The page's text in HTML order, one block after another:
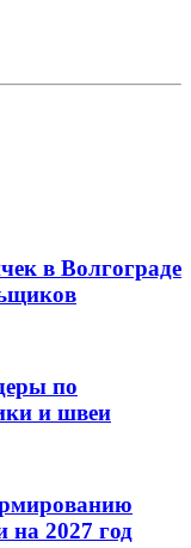
в Волгограде
по
и швеи
на 2027 год